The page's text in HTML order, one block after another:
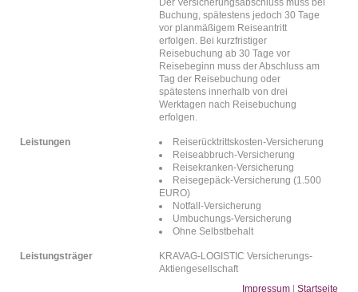
Der Versicherungsabschluss muss bei
Buchung, spätestens jedoch 30 Tage
vor planmäßigem Reiseantritt
erfolgen. Bei kurzfristiger
Reisebuchung ab 30 Tage vor
Reisebeginn muss der Abschluss am
Tag der Reisebuchung oder
spätestens innerhalb von drei
Werktagen nach Reisebuchung
erfolgen.
Leistungen
Reiserücktrittskosten-Versicherung
Reiseabbruch-Versicherung
Reisekranken-Versicherung
Reisegepäck-Versicherung (1.500
EURO)
Notfall-Versicherung
Umbuchungs-Versicherung
Ohne Selbstbehalt
Leistungsträger
KRAVAG-LOGISTIC Versicherungs-
Aktiengesellschaft
Impressum
Startseite